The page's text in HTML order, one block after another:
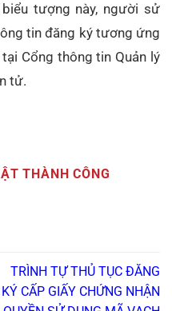
tượng này, người sử
tin đăng ký tương ứng
Cổng thông tin Quản lý
tử.
THÀNH CÔNG
TRÌNH TỰ THỦ TỤC ĐĂNG
KÝ CẤP GIẤY CHỨNG NHẬN